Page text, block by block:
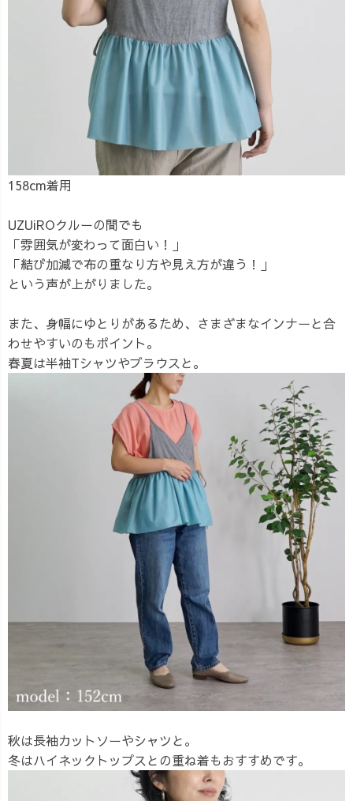
158cm着用
UZUiROクルーの間でも
「雰囲気が変わって面白い！」
「結び加減で布の重なり方や見え方が違う！」
という声が上がりました。
また、身幅にゆとりがあるため、さまざまなインナーと合
わせやすいのもポイント。
春夏は半袖Tシャツやブラウスと。
秋は長袖カットソーやシャツと。
冬はハイネックトップスとの重ね着もおすすめです。